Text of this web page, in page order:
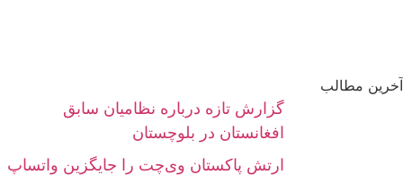
آخرین مطالب
گزارش تازه درباره نظامیان سابق
افغانستان در بلوچستان
ارتش پاکستان وی‌چت را جایگزین واتساپ